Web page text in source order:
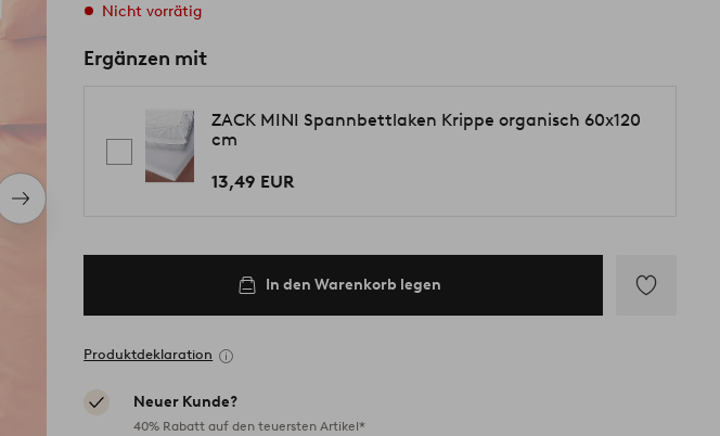
Nächstes
Produkt
Nicht vorrätig
Ergänzen mit
ZACK MINI Spannbettlaken Krippe organisch 60x120
cm
13,49 EUR
In den Warenkorb legen
Produktdeklaration
Neuer Kunde?
40% Rabatt auf den teuersten Artikel*